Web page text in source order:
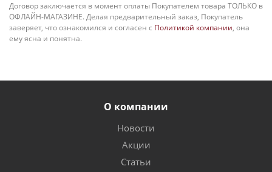
Договор заключается в момент оплаты Покупателем товара ТОЛЬКО в
ОФЛАЙН-МАГАЗИНЕ. Делая предварительный заказ, Покупатель
заверяет, что ознакомился и согласен с Политикой компании, она
ему ясна и понятна.
О компании
Новости
Акции
Статьи